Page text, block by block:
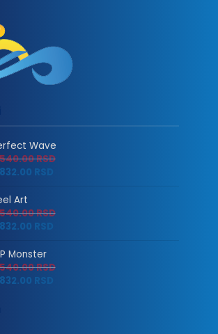
Wave
RSD
RSD
Art
RSD
RSD
Monster
RSD
RSD